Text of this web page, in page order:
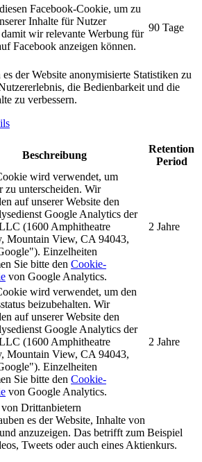
Facebook-Cookie, um zu
Inhalte für Nutzer
damit wir relevante Werbung für
Facebook anzeigen können.
90 Tage
der Website anonymisierte Statistiken zu
die Bedienbarkeit und die
zu verbessern.
Beschreibung
Retention
Period
wird verwendet, um
zu unterscheiden. Wir
auf unserer Website den
Google Analytics der
(1600 Amphitheatre
Mountain View, CA 94043,
Einzelheiten
Sie bitte den Cookie-
von Google Analytics.
2 Jahre
wird verwendet, um den
beizubehalten. Wir
auf unserer Website den
Google Analytics der
(1600 Amphitheatre
Mountain View, CA 94043,
Einzelheiten
Sie bitte den Cookie-
von Google Analytics.
2 Jahre
Drittanbietern
es der Website, Inhalte von
anzuzeigen. Das betrifft zum Beispiel
Tweets oder auch eines Aktienkurs.